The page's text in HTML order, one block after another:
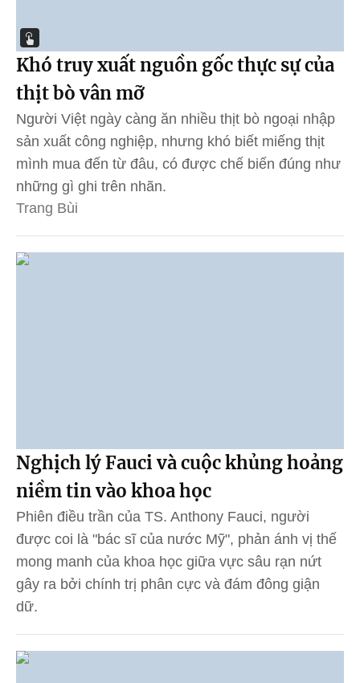
Khó truy xuất nguồn gốc thực sự của
thịt bò vân mỡ
Người Việt ngày càng ăn nhiều thịt bò ngoại nhập
sản xuất công nghiệp, nhưng khó biết miếng thịt
mình mua đến từ đâu, có được chế biến đúng như
những gì ghi trên nhãn.
Trang Bùi
Nghịch lý Fauci và cuộc khủng hoảng
niềm tin vào khoa học
Phiên điều trần của TS. Anthony Fauci, người
được coi là "bác sĩ của nước Mỹ", phản ánh vị thế
mong manh của khoa học giữa vực sâu rạn nứt
gây ra bởi chính trị phân cực và đám đông giận
dữ.